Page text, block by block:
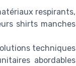
respirants,
shirts manches
techniques
abordables